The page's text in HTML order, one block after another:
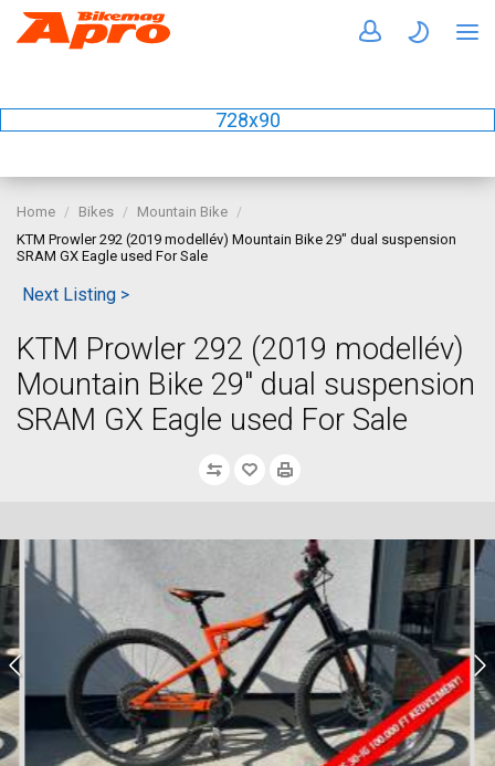
728x90
Home Bikes
Mountain Bike
KTM Prowler 292 (2019 modellév) Mountain Bike 29" dual suspension
SRAM GX Eagle used For Sale
Next Listing >
KTM Prowler 292 (2019 modellév)
Mountain Bike 29" dual suspension
SRAM GX Eagle used For Sale